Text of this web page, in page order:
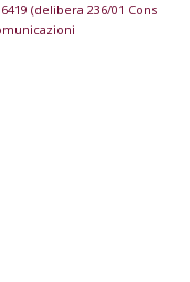
(delibera 236/01 Cons